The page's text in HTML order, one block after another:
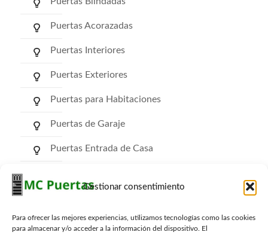
Gestionar consentimiento
Para ofrecer las mejores experiencias, utilizamos tecnologías como las cookies
para almacenar y/o acceder a la información del dispositivo. El
Puertas Acorazadas
Puertas Interiores
Puertas Exteriores
Puertas para Habitaciones
Puertas de Garaje
Puertas Entrada de Casa
Puertas Trasteros